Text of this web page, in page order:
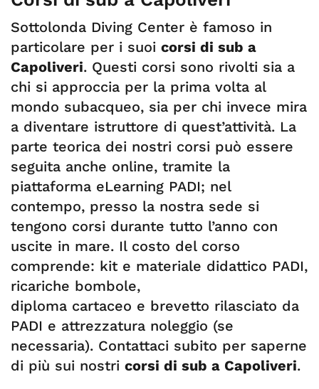
Sottolonda Diving Center è famoso in
particolare per i suoi corsi di sub a
Capoliveri. Questi corsi sono rivolti sia a
chi si approccia per la prima volta al
mondo subacqueo, sia per chi invece mira
a diventare istruttore di quest’attività. La
parte teorica dei nostri corsi può essere
seguita anche online, tramite la
piattaforma eLearning PADI; nel
contempo, presso la nostra sede si
tengono corsi durante tutto l’anno con
uscite in mare. Il costo del corso
comprende: kit e materiale didattico PADI,
ricariche bombole,
diploma cartaceo e brevetto rilasciato da
PADI e attrezzatura noleggio (se
necessaria). Contattaci subito per saperne
di più sui nostri corsi di sub a Capoliveri.